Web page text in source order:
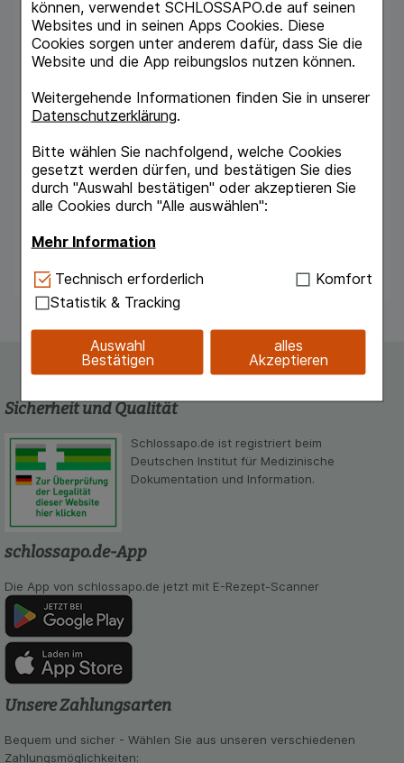
können, verwendet SCHLOSSAPO.de auf seinen
Websites und in seinen Apps Cookies. Diese
Cookies sorgen unter anderem dafür, dass Sie die
Website und die App reibungslos nutzen können.
Weitergehende Informationen finden Sie in unserer
Datenschutzerklärung.
Bitte wählen Sie nachfolgend, welche Cookies
gesetzt werden dürfen, und bestätigen Sie dies
durch "Auswahl bestätigen" oder akzeptieren Sie
alle Cookies durch "Alle auswählen":
Mehr Information
Technisch Notwendig:Hierbei handelt es sich um
Cookies, die für die Grundfunktionen unserer
Website notwendig sind (z.B. Navigation,
Warenkorb, Kundenkonto), weshalb auf diese nicht
verzichtet werden kann.
Einkaufserlebnis noch ansprechender zu gestalten,
beispielsweise für die Wiedererkennung des
Besuchers oder unsere Seite an bevorzugte
Verhaltensweisen (z.B. Spracheinstellung)
anzupassen. Komfort-Cookies ermöglichen es uns
auch auf Ihre Bedürfnisse zugeschrittene Inhalte
anzuzeigen und unser Partnerprogramm zu
betreiben.
Statistik & Tracking:
Informationen über die Art und Weise der Nutzung
unserer Website sammeln, mit deren Hilfe wir
unsere Website weiter für Sie optimieren können,
den Inhalt auf unserer Website aber auch die
Werbung auf Drittseiten möglichst relevant für Sie
zu gestalten. Bitte beachten Sie, dass Daten
hierfür teilweise an Dritte wie z.B. Google oder
soziale Medien übertragen werden.
Technisch erforderlich
Komfort
Statistik & Tracking
Auswahl
Bestätigen
alles
Akzeptieren
Sicher
- sterile Sicherheitseinmallanzette
- Vermeidung von Stichverletzungen
- kein Nadeleinsetzen bzw. -entfernen
im Gehäuse
- immer richtige Distanz zwischen Gerät und
- spezielle Aktivierungskonstruktion
Nadelstärke 28G
Blutmenge bis zu 10 µl
Sicherheit und Qualität
Schlossapo.de ist registriert beim
Deutschen Institut für Medizinische
Dokumentation und Information.
schlossapo.de-App
Die App von schlossapo.de jetzt mit E-Rezept-Scanner
Unsere Zahlungsarten
Bequem und sicher - Wählen Sie aus unseren verschiedenen
Zahlungsmöglichkeiten: